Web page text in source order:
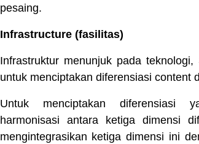
pesaing.
Infrastructure (fasilitas)
Infrastruktur menunjuk pada
untuk menciptakan diferensiasi content
Untuk menciptakan diferensiasi
harmonisasi antara ketiga dimensi
mengintegrasikan ketiga dimensi ini